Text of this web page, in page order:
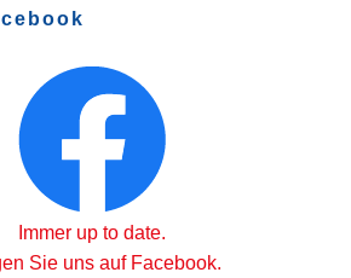
Immer up to date.
Sie uns auf Facebook.